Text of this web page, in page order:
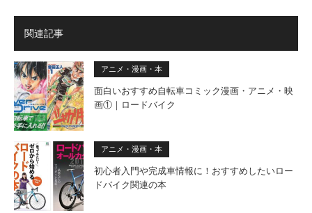
関連記事
アニメ・漫画・本
面白いおすすめ自転車コミック漫画・アニメ・映
画①｜ロードバイク
アニメ・漫画・本
初心者入門や完成車情報に！おすすめしたいロー
ドバイク関連の本